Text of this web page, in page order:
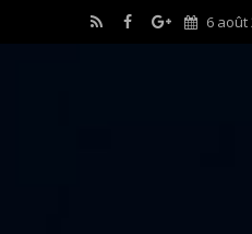
6 août